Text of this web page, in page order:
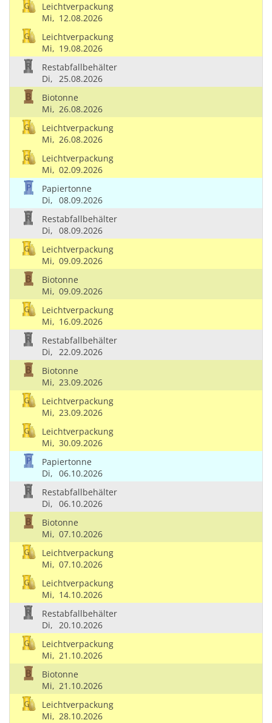
Leichtverpackung
Mi, 12.08.2026
Leichtverpackung
Mi, 19.08.2026
Restabfallbehälter
Di, 25.08.2026
Biotonne
Mi, 26.08.2026
Leichtverpackung
Mi, 26.08.2026
Leichtverpackung
Mi, 02.09.2026
Papiertonne
Di, 08.09.2026
Restabfallbehälter
Di, 08.09.2026
Leichtverpackung
Mi, 09.09.2026
Biotonne
Mi, 09.09.2026
Leichtverpackung
Mi, 16.09.2026
Restabfallbehälter
Di, 22.09.2026
Biotonne
Mi, 23.09.2026
Leichtverpackung
Mi, 23.09.2026
Leichtverpackung
Mi, 30.09.2026
Papiertonne
Di, 06.10.2026
Restabfallbehälter
Di, 06.10.2026
Biotonne
Mi, 07.10.2026
Leichtverpackung
Mi, 07.10.2026
Leichtverpackung
Mi, 14.10.2026
Restabfallbehälter
Di, 20.10.2026
Leichtverpackung
Mi, 21.10.2026
Biotonne
Mi, 21.10.2026
Leichtverpackung
Mi, 28.10.2026